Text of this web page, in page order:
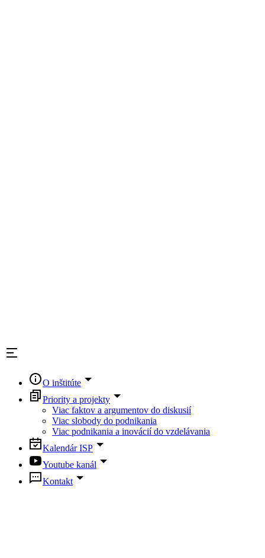
O inštitúte
Priority a projekty
Viac faktov a argumentov do diskusií
Viac slobody do podnikania
Viac podnikania a inovácií do vzdelávania
Kalendár ISP
Youtube kanál
Kontakt